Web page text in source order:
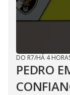
DO R7/HÁ 4
PEDRO